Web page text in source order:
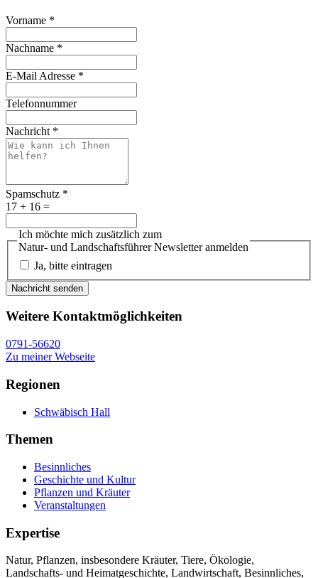
Vorname *
Nachname *
E-Mail Adresse *
Telefonnummer
Nachricht *
Spamschutz *
17 + 16 =
Ich möchte mich zusätzlich zum
Natur- und Landschaftsführer Newsletter anmelden
Ja, bitte eintragen
Nachricht senden
Weitere Kontaktmöglichkeiten
0791-56620
Zu meiner Webseite
Regionen
Schwäbisch Hall
Themen
Besinnliches
Geschichte und Kultur
Pflanzen und Kräuter
Veranstaltungen
Expertise
Natur, Pflanzen, insbesondere Kräuter, Tiere, Ökologie,
Landschafts- und Heimatgeschichte, Landwirtschaft, Besinnliches,